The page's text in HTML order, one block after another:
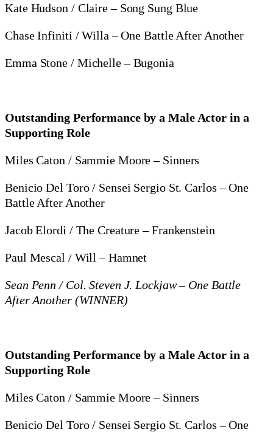
Kate Hudson / Claire – Song Sung Blue
Chase Infiniti / Willa – One Battle After Another
Emma Stone / Michelle – Bugonia
Outstanding Performance by a Male Actor in a
Supporting Role
Miles Caton / Sammie Moore – Sinners
Benicio Del Toro / Sensei Sergio St. Carlos – One
Battle After Another
Jacob Elordi / The Creature – Frankenstein
Paul Mescal / Will – Hamnet
Sean Penn / Col. Steven J. Lockjaw – One Battle
After Another (WINNER)
Outstanding Performance by a Male Actor in a
Supporting Role
Miles Caton / Sammie Moore – Sinners
Benicio Del Toro / Sensei Sergio St. Carlos – One